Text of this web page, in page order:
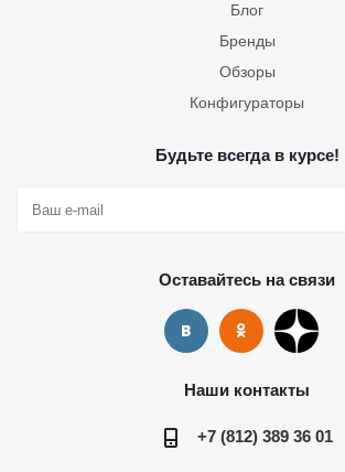
Блог
Бренды
Обзоры
Конфигураторы
Будьте всегда в курсе!
Оставайтесь на связи
Наши контакты
+7 (812) 389 36 01